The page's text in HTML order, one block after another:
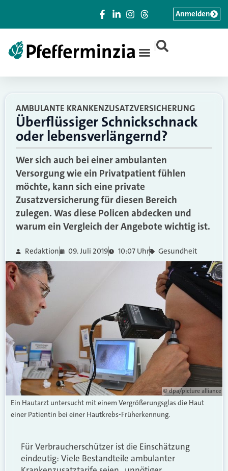
|
Anmelden
AMBULANTE KRANKENZUSATZVERSICHERUNG
Überflüssiger Schnickschnack
oder lebensverlängernd?
Wer sich auch bei einer ambulanten
Versorgung wie ein Privatpatient fühlen
möchte, kann sich eine private
Zusatzversicherung für diesen Bereich
zulegen. Was diese Policen abdecken und
warum ein Vergleich der Angebote wichtig ist.
Redaktion 09. Juli 2019 10:07 Uhr Gesundheit
© dpa/picture alliance
Ein Hautarzt untersucht mit einem Vergrößerungsglas die Haut
einer Patientin bei einer Hautkrebs-Früherkennung.
Für Verbraucherschützer ist die Einschätzung
eindeutig: Viele Bestandteile ambulanter